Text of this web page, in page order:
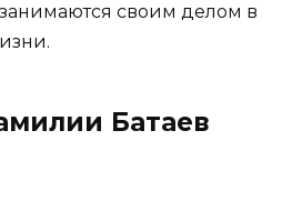
своим делом в
Батаев